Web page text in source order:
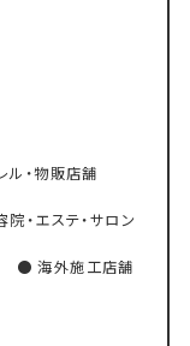
ル・物販店舗
院・エステ・サロン
海外施工店舗